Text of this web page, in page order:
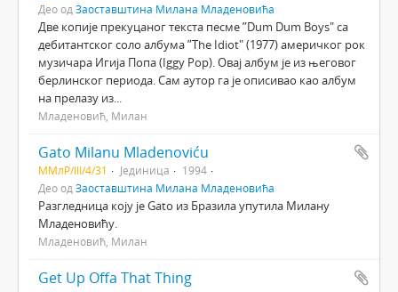
Део од Заоставштина Милана Младеновића
Две копије прекуцаног текста песме ”Dum Dum Boys" са
дебитантског соло албума ”The Idiot" (1977) америчког рок
музичара Игија Попа (Iggy Pop). Овај албум је из његовог
берлинског периода. Сам аутор га је описивао као албум
на прелазу из...
Младеновић, Милан
Gato Milanu Mladenoviću
ММлР/III/4/31 Јединица
1994
Део од Заоставштина Милана Младеновића
Разгледница коју је Gato из Бразила упутила Милану
Младеновићу.
Младеновић, Милан
Get Up Offa That Thing